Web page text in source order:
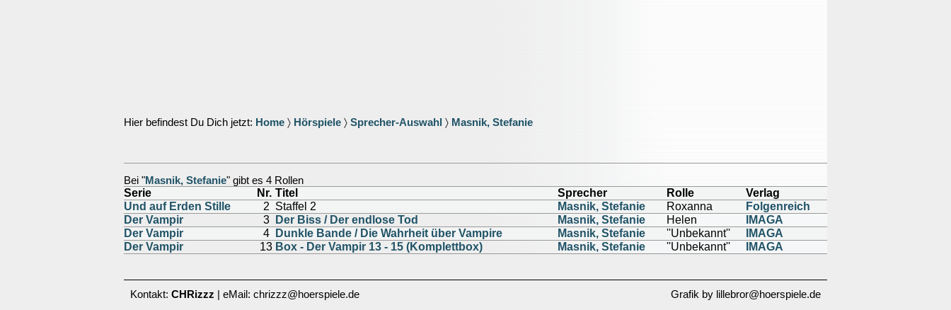
Hier befindest Du Dich jetzt: Home 〉 Hörspiele 〉 Sprecher-Auswahl 〉 Masnik, Stefanie
Bei "Masnik, Stefanie" gibt es 4 Rollen
Serie Nr. Titel Sprecher Rolle
Verlag
Und auf Erden Stille
2 Staffel 2 Masnik, Stefanie Roxanna
Folgenreich
Der Vampir
3 Der Biss / Der endlose Tod Masnik, Stefanie Helen
IMAGA
Der Vampir
4 Dunkle Bande / Die Wahrheit über Vampire Masnik, Stefanie ''Unbekannt''
IMAGA
Der Vampir
13 Box - Der Vampir 13 - 15 (Komplettbox) Masnik, Stefanie ''Unbekannt'' IMAGA
Kontakt: CHRizzz | eMail: chrizzz@hoerspiele.de Grafik by lillebror@hoerspiele.de